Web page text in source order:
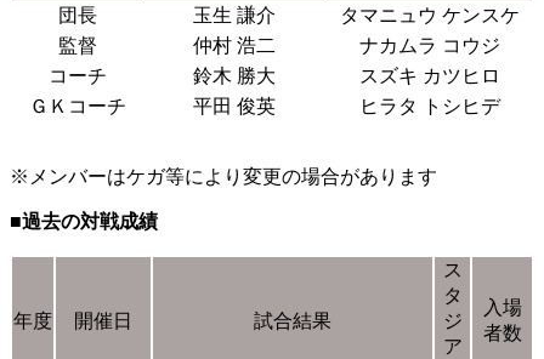
団長
玉生 謙介
タマニュウ ケンスケ
監督
仲村 浩二
ナカムラ コウジ
コーチ
鈴木 勝大
スズキ カツヒロ
ＧＫコーチ
平田 俊英 ヒラタ トシヒデ
※メンバーはケガ等により変更の場合があります
■過去の対戦成績
年度 開催日 試合結果
ス
タ
ジ
ア
入場
者数